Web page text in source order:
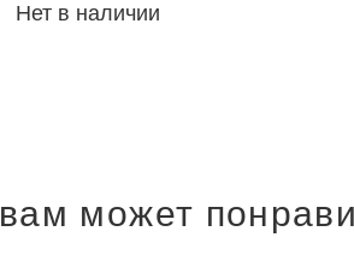
Нет в наличии
вам может